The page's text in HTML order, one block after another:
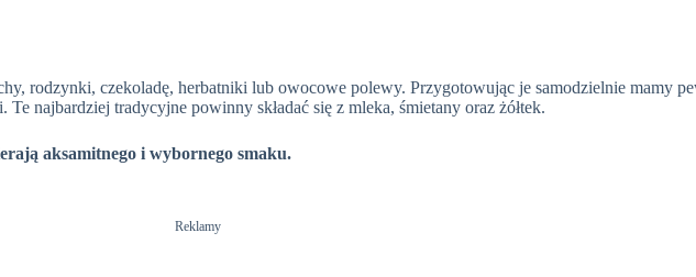
rodzynki, czekoladę, herbatniki lub owocowe polewy. Przygotowując je samodzielnie mamy
najbardziej tradycyjne powinny składać się z mleka, śmietany oraz żółtek.
aksamitnego i wybornego smaku.
Reklamy